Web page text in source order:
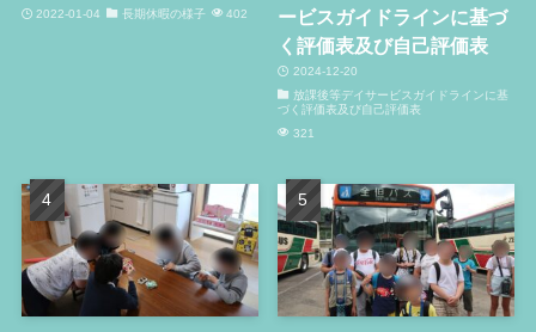
2022-01-04 長期休暇の様子 402
ービスガイドラインに基づ
く評価表及び自己評価表
2024-12-20
放課後等デイサービスガイドラインに基
づく評価表及び自己評価表
321